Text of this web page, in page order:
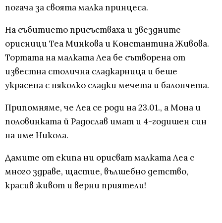
погача за своята малка принцеса.
На събитието присъстваха и звездните
орисници Теа Минкова и Константина Живова.
Тортата на малката Леа бе сътворена от
известна столична сладкарница и беше
украсена с няколко сладки мечета и балончета.
Припомняме, че Леа се роди на 23.01., а Мона и
половинката й Радослав имат и 4-годишен син
на име Никола.
Дамите от екипа ни орисват малката Леа с
много здраве, щастие, вълшебно детство,
красив живот и верни приятели!